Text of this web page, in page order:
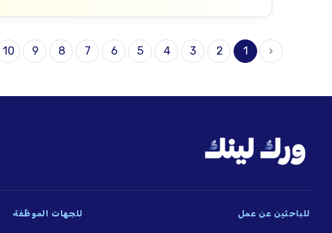
‹
1
2
3
4
5
6
7
8
9
10
للباحثين عن عمل للجهات الموظِّفة